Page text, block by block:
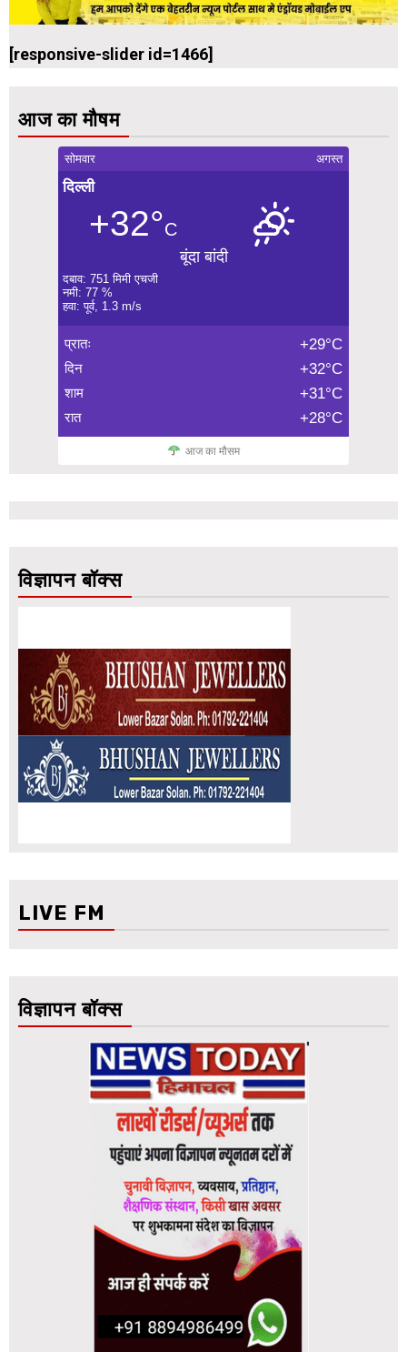
[responsive-slider id=1466]
आज का मौषम
सोमवार अगस्त
दिल्ली
+32°C
बूंदा बांदी
दबाव: 751 मिमी एचजी
नमी: 77 %
हवा: पूर्व, 1.3 m/s
प्रातः +29°C
दिन +32°C
शाम +31°C
रात +28°C
आज का मौसम
विज्ञापन बॉक्स
LIVE FM
विज्ञापन बॉक्स